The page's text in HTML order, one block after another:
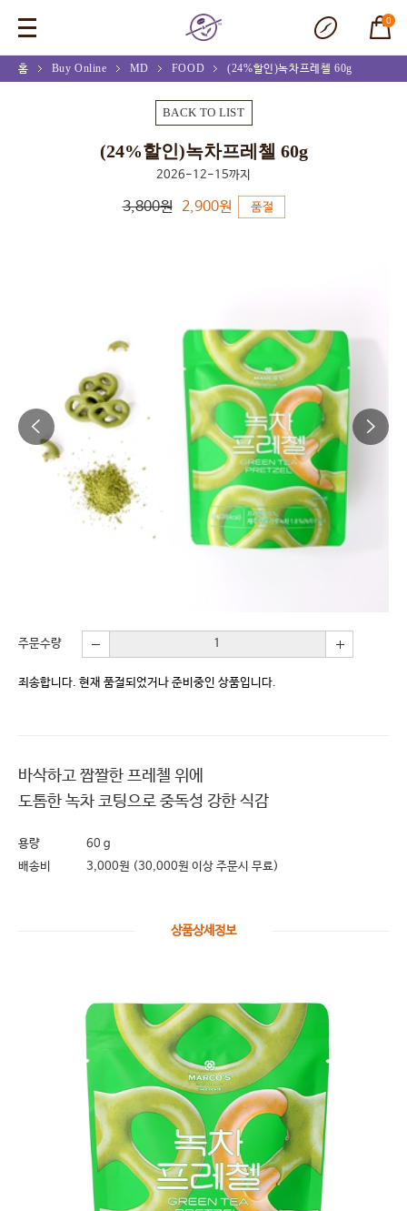
0
홈 Buy Online MD FOOD (24%할인)녹차프레첼 60g
BACK TO LIST
(24%할인)녹차프레첼 60g
2026-12-15까지
3,800원 2,900원
주문수량
죄송합니다. 현재 품절되었거나 준비중인 상품입니다.
바삭하고 짭짤한 프레첼 위에
도톰한 녹차 코팅으로 중독성 강한 식감
용량
60 g
배송비
3,000원 (30,000원 이상 주문시 무료)
상품상세정보